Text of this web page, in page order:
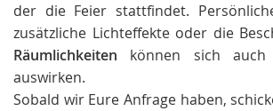
der die Feier stattfindet.
zusätzliche Lichteffekte oder die
Räumlichkeiten können sich
auswirken.
Sobald wir Eure Anfrage haben,